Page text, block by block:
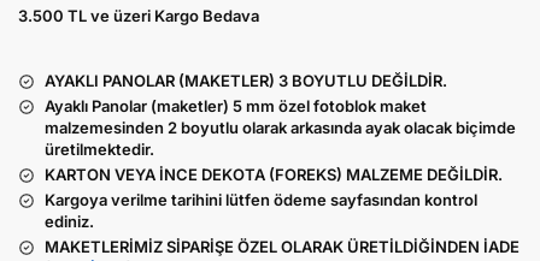
3.500 TL ve üzeri Kargo Bedava
AYAKLI PANOLAR (MAKETLER) 3 BOYUTLU DEĞİLDİR.
Ayaklı Panolar (maketler) 5 mm özel fotoblok maket
malzemesinden 2 boyutlu olarak arkasında ayak olacak biçimde
üretilmektedir.
KARTON VEYA İNCE DEKOTA (FOREKS) MALZEME DEĞİLDİR.
Kargoya verilme tarihini lütfen ödeme sayfasından kontrol
ediniz.
MAKETLERİMİZ SİPARİŞE ÖZEL OLARAK ÜRETİLDİĞİNDEN İADE